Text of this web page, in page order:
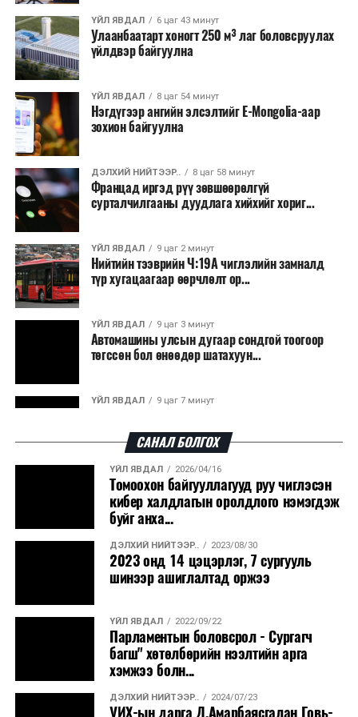
аргаар боловсруулж, эзлэхүүнийг эрс бууруулах
зориулалттай. Лагийг өндөр температурт шатааснаар
эзлэхүүн нь 90 хүртэл хувиар буурч, бактери, вирус
болон бусад өвчин үүсгэгч бичил биетнийг устгах
боломжтой.
Түүнчлэн шаталтын явцад үүсэх дулааныг цахилгаан
болон дулааны эрчим хүч үйлдвэрлэхэд ашиглаж
болдог. Зарим технологийн хувьд шаталтын дараа
үлдэх үнснээс фосфор зэрэг ашигт эрдсийг сэргээн
авах боломжтой аж.
Япон, Герман, Швейцар, Нидерланд, Өмнөд Солонгос
зэрэг улс лаг хатаах, шатаах технологийг ашиглаж
байна. Тухайлбал, Германд лаг шатаах үйлдвэрээс
гарсан үнснээс фосфор сэргээн авах технологи
ашигладаг бол Нидерландад төвлөрсөн лаг
боловсруулах үйлдвэрүүдээр дулаан, цахилгаан
эрчим хүч үйлдвэрлэдэг.
Ийнхүү лаг хатаах, шатаах технологийг лагийн
эзлэхүүнийг бууруулахын зэрэгцээ эрчим хүч
үйлдвэрлэх, нөөцийг дахин ашиглах чиглэлээр олон
улсад өргөн ашиглаж байна.
ҮЙЛ ЯВДАЛ 6 цаг 43 минут
Улаанбаатарт хоногт 250 м³ лаг боловсруулах
үйлдвэр байгуулна
ҮЙЛ ЯВДАЛ 8 цаг 54 минут
Нэгдүгээр ангийн элсэлтийг E-Mongolia-аар
зохион байгуулна
ДЭЛХИЙ НИЙТЭЭР.. 8 цаг 58 минут
Францад иргэд рүү зөвшөөрөлгүй
сурталчилгааны дуудлага хийхийг хориг...
ҮЙЛ ЯВДАЛ 9 цаг 2 минут
Нийтийн тээврийн Ч:19А чиглэлийн замналд
түр хугацаагаар өөрчлөлт ор...
ҮЙЛ ЯВДАЛ 9 цаг 3 минут
Автомашины улсын дугаар сондгой тоогоор
төгссөн бол өнөөдөр шатахуун...
ҮЙЛ ЯВДАЛ 9 цаг 7 минут
ДЭЛХИЙ НИЙТЭЭР.. 2026/08/06
“Уралдронзавод” компанийн ерөнхий
захирлын автомашиныг дэлбэлжээ...
ҮЙЛ ЯВДАЛ 2026/08/06
Сүхбаатар боомтоор тав хоногт 10 мянга гаруй
тонн АИ-92 автобензин и...
ДЭЛХИЙ НИЙТЭЭР.. 2026/08/06
Вашингтон мужийн ой хээрийн түймрийг
хяналтад авах ажил ахицтай байн...
ДЭЛХИЙ НИЙТЭЭР.. 2026/08/06
САНАЛ БОЛГОХ
ҮЙЛ ЯВДАЛ 2026/04/16
Томоохон байгууллагууд руу чиглэсэн
кибер халдлагын оролдлого нэмэгдэж
буйг анха...
ДЭЛХИЙ НИЙТЭЭР.. 2023/08/30
2023 онд 14 цэцэрлэг, 7 сургууль
шинээр ашиглалтад оржээ
ҮЙЛ ЯВДАЛ 2022/09/22
Парламентын боловсрол - Сургагч
багш" хөтөлбөрийн нээлтийн арга
хэмжээ болн...
ДЭЛХИЙ НИЙТЭЭР.. 2024/07/23
УИХ-ын дарга Д.Амарбаясгалан Говь-